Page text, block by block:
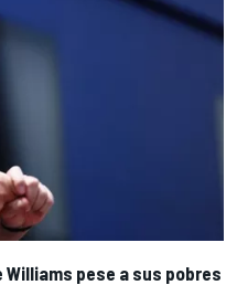
pese a sus pobres